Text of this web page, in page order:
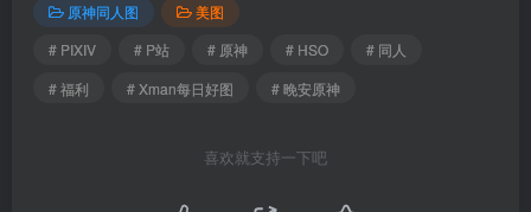
原神同人图
美图
# PIXIV
# P站 # 原神 # HSO
# 同人
# 福利
# Xman每日好图 # 晚安原神
喜欢就支持一下吧